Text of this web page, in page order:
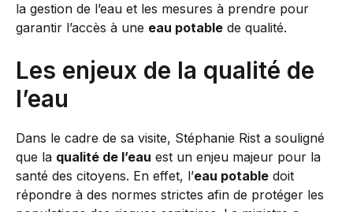
la gestion de l’eau et les mesures à prendre pour
garantir l’accès à une eau potable de qualité.
Les enjeux de la qualité de
l’eau
Dans le cadre de sa visite, Stéphanie Rist a souligné
que la qualité de l’eau est un enjeu majeur pour la
santé des citoyens. En effet, l’eau potable doit
répondre à des normes strictes afin de protéger les